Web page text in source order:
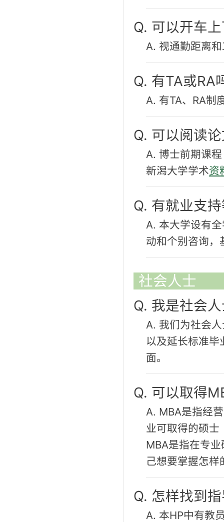
Q. 可以开车
A. 视通勤距离
Q. 有TA或RA
A. 有TA、RA制
Q. 可以阅读
A. 博士前期课
新潟大学学术资
Q. 有就业支
A. 本大学设有
动和个别咨询，
社会人士
Q. 我是社会
A. 我们为社会
以及延长标准毕
面。
Q. 可以取得
A. MBA是指经
业可取得的硕士
MBA是指在专
己想要掌握怎
Q. 怎样找到
A. 本HP中有教